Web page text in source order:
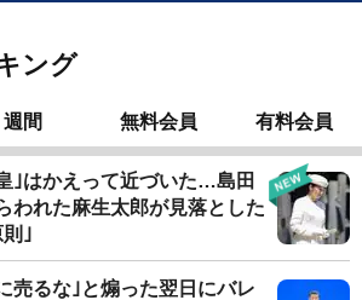
ング
週間 無料会員 有料会員
｣はかえって近づいた…島田
われた麻生太郎が見落とした
｣
売るな｣と煽った翌日にバレ